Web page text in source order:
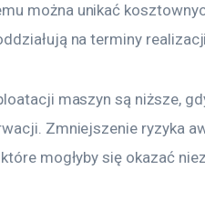
można unikać
na terminy
maszyn są niższe,
Zmniejszenie ryzyka
mogłyby się okazać